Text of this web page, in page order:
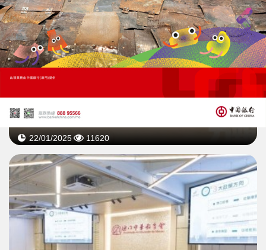
助力青年教師專業成長
22/01/2025 11620